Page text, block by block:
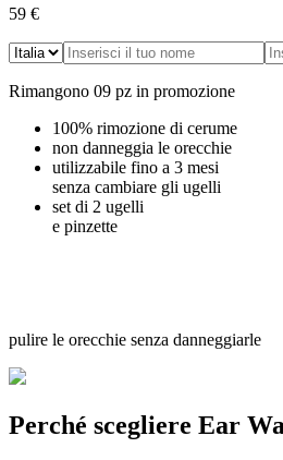
59 €
Rimangono 09 pz in promozione
100% rimozione di cerume
non danneggia le orecchie
utilizzabile fino a 3 mesi
senza cambiare gli ugelli
set di 2 ugelli
e pinzette
pulire le orecchie senza danneggiarle
Perché scegliere Ear